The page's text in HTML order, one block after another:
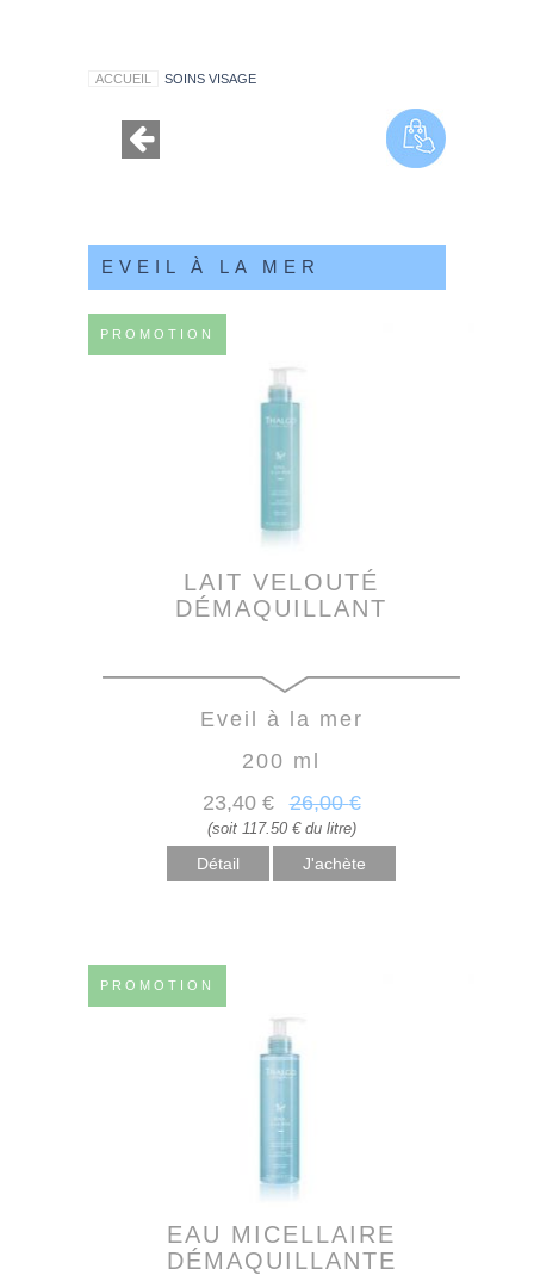
ACCUEIL SOINS VISAGE
EVEIL À LA MER
PROMOTION
LAIT VELOUTÉ
DÉMAQUILLANT
Eveil à la mer
200 ml
23,40 € 26,00 €
(soit 117.50 € du litre)
Détail
PROMOTION
EAU MICELLAIRE
DÉMAQUILLANTE